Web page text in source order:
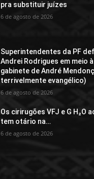
pra substituir juízes
6 de agosto de 2026
Superintendentes da PF
Andrei Rodrigues em meio
gabinete de André
terrivelmente evangélico)
6 de agosto de 2026
Os cirirugões VFJ e G H₂O
tem otário na…
6 de agosto de 2026